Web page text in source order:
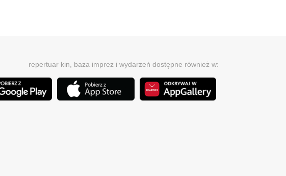
repertuar kin, baza imprez i wydarzeń dostępne również w: